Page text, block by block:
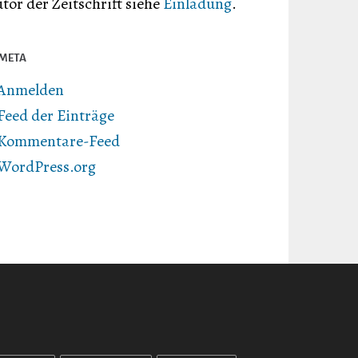
der Einträge
Feed